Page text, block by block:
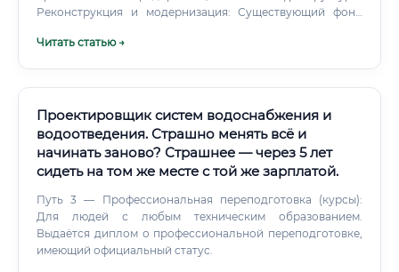
Реконструкция и модернизация: Существующий фонд
и замены электрики в соответствии с современными
Читать статью →
Проектировщик систем водоснабжения и
водоотведения. Страшно менять всё и
начинать заново? Страшнее — через 5 лет
сидеть на том же месте с той же зарплатой.
Путь 3 — Профессиональная переподготовка (курсы):
Для людей с любым техническим образованием.
Выдаётся диплом о профессиональной переподготовке,
имеющий официальный статус.